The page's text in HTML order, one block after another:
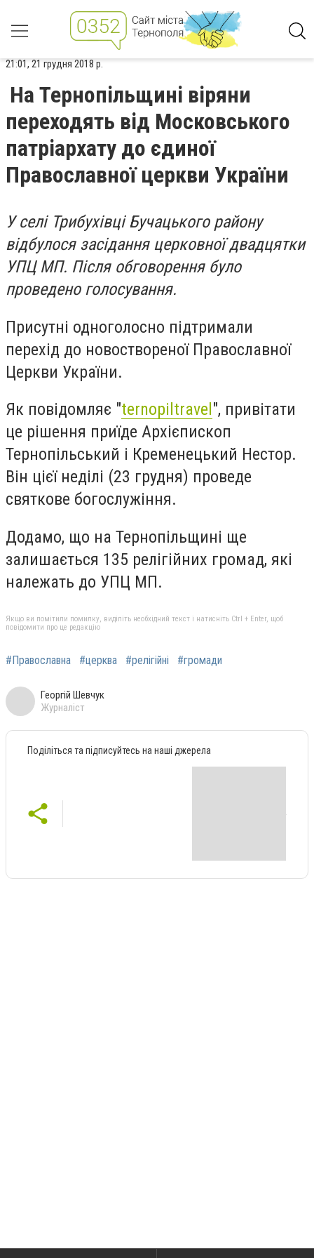
21:01, 21 грудня 2018 р.
На Тернопільщині віряни
переходять від Московського
патріархату до єдиної
Православної церкви України
У селі Трибухівці Бучацького району
відбулося засідання церковної двадцятки
УПЦ МП. Після обговорення було
проведено голосування.
Присутні одноголосно підтримали
перехід до новоствореної Православної
Церкви України.
Як повідомляє "ternopiltravel ", привітати
це рішення приїде Архієпископ
Тернопільський і Кременецький Нестор.
Він цієї неділі (23 грудня) проведе
святкове богослужіння.
Додамо, що на Тернопільщині ще
залишається 135 релігійних громад, які
належать до УПЦ МП.
Якщо ви помітили помилку, виділіть необхідний текст і натисніть Ctrl + Enter, щоб
повідомити про це редакцію
#Православна #церква #релігійні #громади
Георгій Шевчук
Журналіст
Поділіться та підписуйтесь на наші джерела